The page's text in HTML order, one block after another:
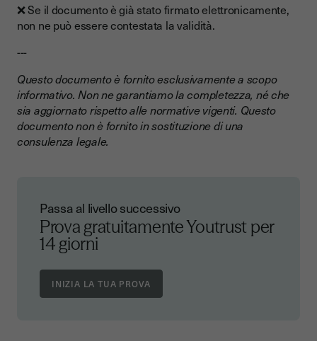
❌ Se il documento è già stato firmato elettronicamente,
non ne può essere contestata la validità.
---
Questo documento è fornito esclusivamente a scopo
informativo. Non ne garantiamo la completezza, né che
sia aggiornato rispetto alle normative vigenti. Questo
documento non è fornito in sostituzione di una
consulenza legale.
Passa al livello successivo
Prova gratuitamente Youtrust per
14 giorni